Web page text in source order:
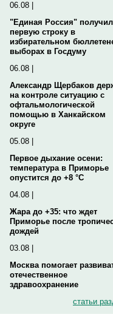
06.08 |
"Единая Россия"
первую строку в
избирательном
выборах в Госдуму
06.08 |
Александр Щербаков
на контроле ситуацию с
офтальмологической
помощью в Ханкайском
округе
05.08 |
Первое дыхание осени:
температура в Приморье
опустится до +8 °C
04.08 |
Жара до +35: что ждет
Приморье после
дождей
03.08 |
Москва помогает
отечественное
здравоохранение
статьи